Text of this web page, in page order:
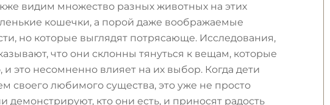
видим множество разных животных на этих
кошечки, а порой даже воображаемые
но которые выглядят потрясающе. Исследования,
что они склонны тянуться к вещам, которые
это несомненно влияет на их выбор. Когда дети
своего любимого существа, это уже не просто
демонстрируют, кто они есть, и приносят радость